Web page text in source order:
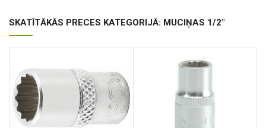
SKATĪTĀKĀS PRECES KATEGORIJĀ: MUCIŅAS 1/2"